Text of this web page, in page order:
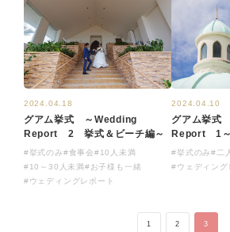
2024.04.18
グアム挙式 ～Wedding
Report 2 挙式＆ビーチ編～
#挙式のみ#食事会#10人未満
#10～30人未満#お子様も一緒
#ウェディングレポート
2024.04.10
グアム挙式
Report 1～
#挙式のみ#二
#ウェディング
1 2 3